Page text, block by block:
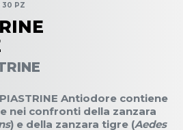
30 PZ
Antiodore contiene
nei confronti della zanzara
) e della zanzara tigre (Aedes